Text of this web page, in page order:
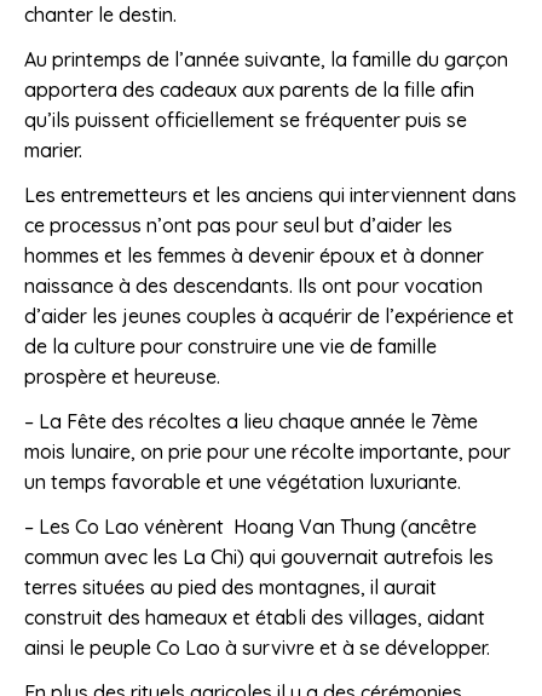
chanter le destin.
Au printemps de l’année suivante, la famille du garçon
apportera des cadeaux aux parents de la fille afin
qu’ils puissent officiellement se fréquenter puis se
marier.
Les entremetteurs et les anciens qui interviennent dans
ce processus n’ont pas pour seul but d’aider les
hommes et les femmes à devenir époux et à donner
naissance à des descendants. Ils ont pour vocation
d’aider les jeunes couples à acquérir de l’expérience et
de la culture pour construire une vie de famille
prospère et heureuse.
– La Fête des récoltes a lieu chaque année le 7ème
mois lunaire, on prie pour une récolte importante, pour
un temps favorable et une végétation luxuriante.
– Les Co Lao vénèrent Hoang Van Thung (ancêtre
commun avec les La Chi) qui gouvernait autrefois les
terres situées au pied des montagnes, il aurait
construit des hameaux et établi des villages, aidant
ainsi le peuple Co Lao à survivre et à se développer.